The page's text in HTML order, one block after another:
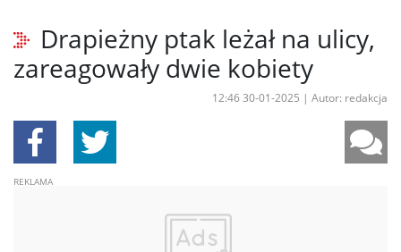
Drapieżny ptak leżał na ulicy,
zareagowały dwie kobiety
12:46 30-01-2025 | Autor: redakcja